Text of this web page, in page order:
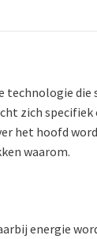
technologie
zich
het hoofd
waarom.
energie